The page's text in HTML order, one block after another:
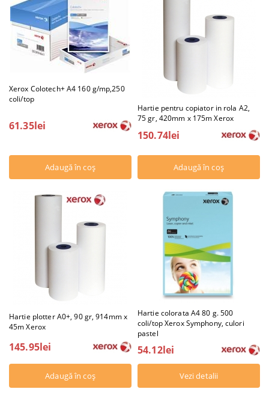
Xerox Colotech+ A4 160 g/mp,250
coli/top
61.35lei
Hartie pentru copiator in rola A2,
75 gr, 420mm x 175m Xerox
150.74lei
Hartie plotter A0+, 90 gr, 914mm x
45m Xerox
145.95lei
Hartie colorata A4 80 g. 500
coli/top Xerox Symphony, culori
pastel
54.12lei
Vezi detalii